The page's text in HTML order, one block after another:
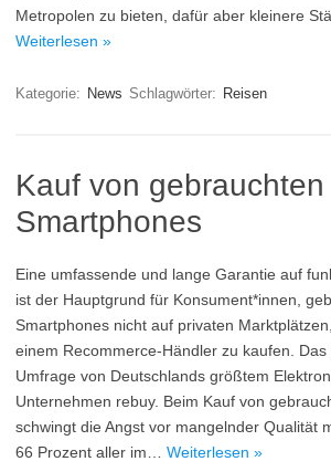
Metropolen zu bieten, dafür aber kleinere
Weiterlesen »
Kategorie: News Schlagwörter: Reisen
Kauf von gebrauchten
Smartphones
Eine umfassende und lange Garantie auf
ist der Hauptgrund für Konsument*innen,
Smartphones nicht auf privaten
einem Recommerce-Händler zu kaufen.
Umfrage von Deutschlands größtem
Unternehmen rebuy. Beim Kauf von
schwingt die Angst vor mangelnder Qualität
66 Prozent aller im… Weiterlesen »